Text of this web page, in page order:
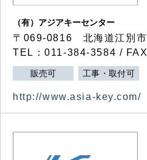
（有）アジアキーセンター
〒069-0816 北海道江別
TEL：011-384-3584 /
販売可 工事・取付可
http://www.asia-key.com/